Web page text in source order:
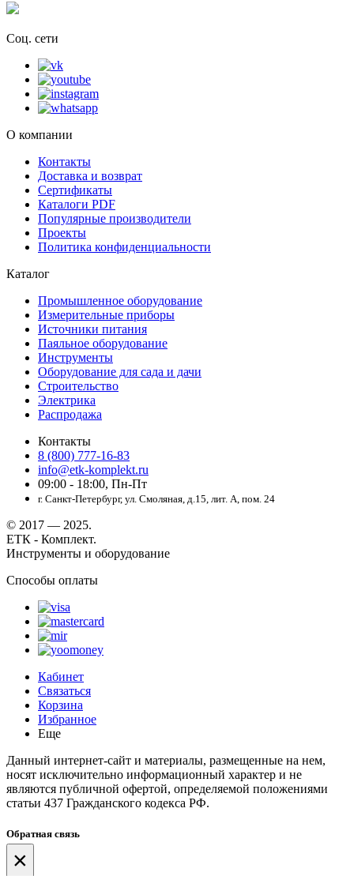
Соц. сети
О компании
Контакты
Доставка и возврат
Сертификаты
Каталоги PDF
Популярные производители
Проекты
Политика конфиденциальности
Каталог
Промышленное оборудование
Измерительные приборы
Источники питания
Паяльное оборудование
Инструменты
Оборудование для сада и дачи
Строительство
Электрика
Распродажа
Контакты
8 (800) 777-16-83
info@etk-komplekt.ru
09:00 - 18:00, Пн-Пт
г. Санкт-Петербург, ул. Смоляная, д.15, лит. А, пом. 24
© 2017 — 2025.
ЕТК - Комплект.
Инструменты и оборудование
Способы оплаты
Кабинет
Связаться
Корзина
Избранное
Еще
Данный интернет-сайт и материалы, размещенные на нем,
носят исключительно информационный характер и не
являются публичной офертой, определяемой положениями
статьи 437 Гражданского кодекса РФ.
Обратная связь
×